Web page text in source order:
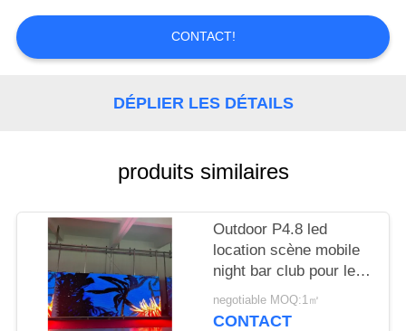
QUALITÉ
CONTACTER
NOUVELLES
DEMANDEZ
DEVIS
CONTACT!
DÉPLIER LES DÉTAILS
produits similaires
Outdoor P4.8 led
location scène mobile
night bar club pour le
divertissement
negotiable MOQ:1㎡
CONTACT